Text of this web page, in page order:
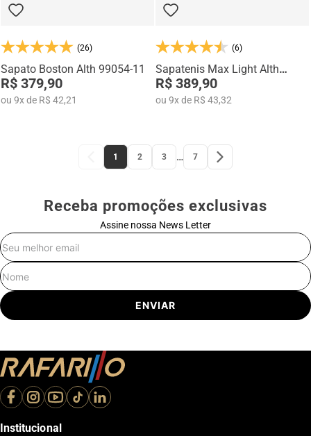
(26)
Sapato Boston Alth 99054-11
R$ 379,90
ou 9xde R$ 42,21
(6)
Sapatenis Max Light Alth
3751-01
R$ 389,90
ou 9xde R$ 43,32
1 2 3 … 7
Receba promoções exclusivas
Assine nossa News Letter
ENVIAR
Institucional